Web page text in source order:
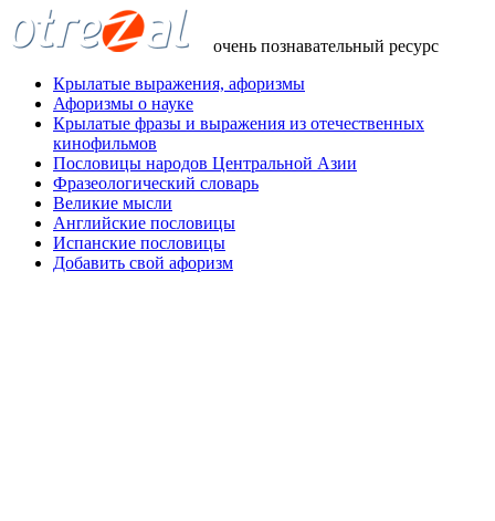
очень познавательный ресурс
Крылатые выражения, афоризмы
Афоризмы о науке
Крылатые фразы и выражения из отечественных
кинофильмов
Пословицы народов Центральной Азии
Фразеологический словарь
Великие мысли
Английские пословицы
Испанские пословицы
Добавить свой афоризм